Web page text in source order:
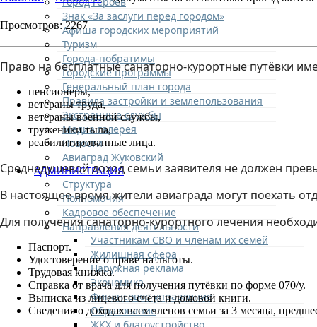
Знак «За заслуги перед городом»
Афиша городских мероприятий
Туризм
Города-побратимы
Городские программы
Генеральный план города
Правила застройки и землепользования
Экстренные службы
Медиа галерея
Новости
Авиаград Жуковский
АДМИНИСТРАЦИЯ
Структура
Полномочия
Кадровое обеспечение
Направления деятельности
Участникам СВО и членам их семей
Жилищная сфера
Наружная реклама
Экономика
Финансовое управление
Образование
ЖКХ и благоустройство
Просмотров: 2267
Право на бесплатные санаторно-курортные путёвки
пенсионеры,
ветераны труда,
ветераны военной службы,
труженики тыла,
реабилитированные лица.
Среднедушевой доход семьи заявителя не должен
В настоящее время жители авиаграда могут поехать
Для получения санаторно-курортного лечения
Паспорт.
Удостоверение о праве на льготы.
Трудовая книжка.
Справка от врача для получения путёвки по форме 070/у.
Выписка из лицевого счёта и домовой книги.
Сведения о доходах всех членов семьи за 3 месяца,